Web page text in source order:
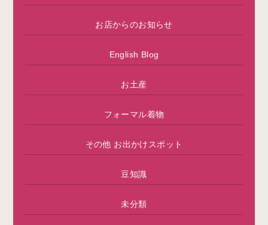
お店からのお知らせ
English Blog
お土産
フォーマル着物
その他 お出かけスポット
豆知識
未分類